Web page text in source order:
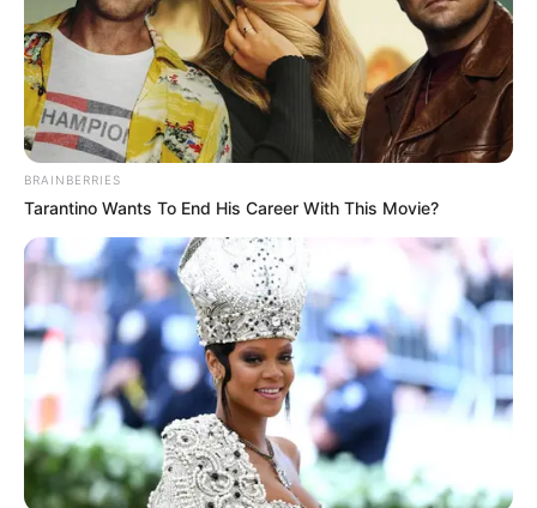
BRAINBERRIES
Tarantino Wants To End His Career With This Movie?